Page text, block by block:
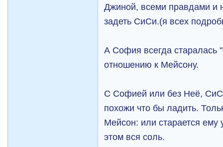
Джиной, всеми правдами и
задеть СиСи.(я всех
А София всегда старалась
отношению к Мейсону.
С Софией или без Неё,
похожи что бы ладить.
Мейсон: или старается ему
этом вся соль.